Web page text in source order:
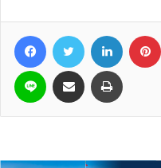
FacebookTwitter LinkedIn
Line Teile per E-Mail Drucken